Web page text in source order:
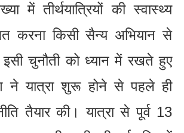
में तीर्थयात्रियों की स्वास्थ्य
करना किसी सैन्य अभियान से
चुनौती को ध्यान में रखते हुए
ने यात्रा शुरू होने से पहले ही
तैयार की। यात्रा से पूर्व 13